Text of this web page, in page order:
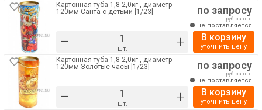
Картонная туба 1,8-2,0кг , диаметр
120мм Санта с детьми [1/23]
– шт. +
по запросу
руб. за шт.
не поставляется
В корзину
уточнить цену
Картонная туба 1,8-2,0кг , диаметр
120мм Золотые часы [1/23]
– шт. +
по запросу
руб. за шт.
не поставляется
В корзину
уточнить цену